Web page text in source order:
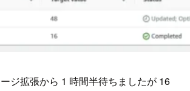
ジ拡張から 1 時間半待ちましたが 16